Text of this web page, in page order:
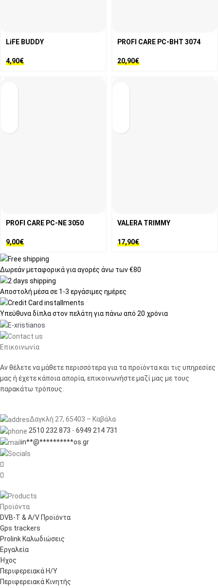
LiFE BUDDY
4,90€
PROFI CARE PC-BHT 3074
20,90€
PROFI CARE PC-NE 3050
9,00€
VALERA TRIMMY
17,90€
Δωρεάν μεταφορικάγια αγορές άνω των €80
Αποστολή μέσα σε 1-3 εργάσιμες ημέρες
Υπεύθυνα δίπλα στον πελάτη για πάνω από 20 χρόνια
Επικοινωνία
Αν θέλετε να μάθετε περισσότερα για τα προϊόντα και τις υπηρεσίες
μας ή έχετε κάποια απορία, επικοινωνήστε μαζί μας με τους
παρακάτω τρόπους.
Δαγκλή 27, 65403 – Καβάλα
2510 232 873 - 6949 214 731
in**@**********os.gr


Προϊόντα
DVB-T & A/V Προϊόντα
Gps trackers
Prolink Καλωδιώσεις
Εργαλεία
Ήχος
Περιφερειακά Η/Υ
Περιφερειακά Κινητής